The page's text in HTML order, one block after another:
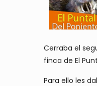
Cerraba el
finca de El
Para ello les